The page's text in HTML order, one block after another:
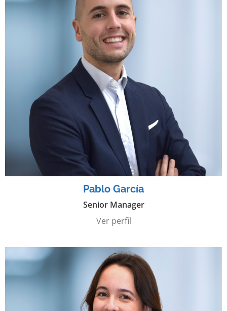
Pablo García
Senior Manager
Ver perfil